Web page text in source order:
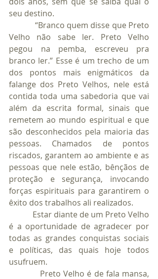
seu destino.
Velho não sabe ler. Preto Velho
pegou na pemba, escreveu pra
branco ler.” Esse é um trecho de um
dos pontos mais enigmáticos da
falange dos Preto Velhos, nele está
contida toda uma sabedoria que vai
além da escrita formal, sinais que
remetem ao mundo espiritual e que
são desconhecidos pela maioria das
pessoas. Chamados de pontos
riscados, garantem ao ambiente e as
pessoas que nele estão, bênçãos de
proteção e segurança, invocando
forças espirituais para garantirem o
êxito dos trabalhos ali realizados.
é a oportunidade de agradecer por
todas as grandes conquistas sociais
e políticas, das quais hoje todos
usufruem.